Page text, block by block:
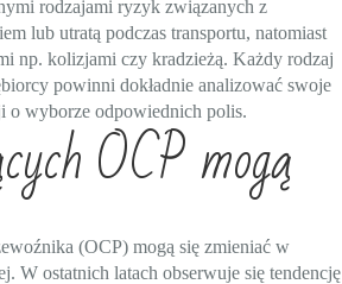
rodzajami ryzyk związanych z
lub utratą podczas transportu, natomiast
np. kolizjami czy kradzieżą. Każdy rodzaj
powinni dokładnie analizować swoje
o wyborze odpowiednich polis.
OCP mogą
(OCP) mogą się zmieniać w
W ostatnich latach obserwuje się tendencję